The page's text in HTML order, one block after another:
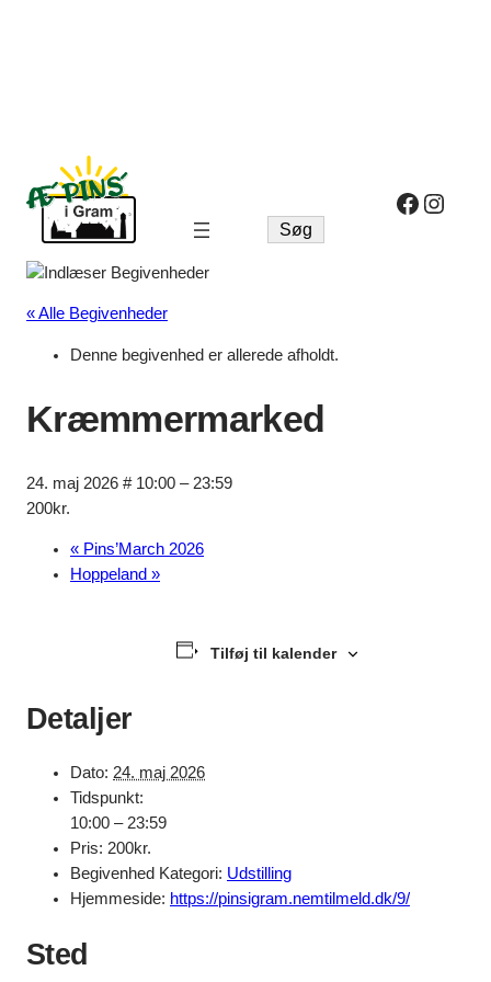
SøgSøg
« Alle Begivenheder
Denne begivenhed er allerede afholdt.
Kræmmermarked
24. maj 2026 # 10:00 – 23:59
200kr.
« Pins’March 2026
Hoppeland »
Tilføj til kalender
Detaljer
Dato: 24. maj 2026
Tidspunkt:
10:00 – 23:59
Pris: 200kr.
Begivenhed Kategori: Udstilling
Hjemmeside: https://pinsigram.nemtilmeld.dk/9/
Sted